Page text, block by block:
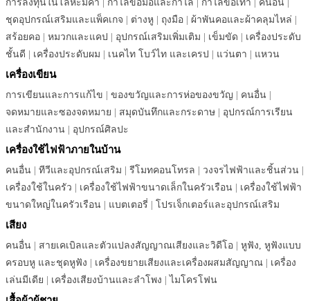
การลงทุนในโลหะมีค่า | กำไลข้อมือและกำไล | กำไลข้อเท้า | คนอื่น |
ชุดอุปกรณ์เสริมและแพ็คเกจ | ต่างหู | ถุงมือ | ผ้าพันคอและผ้าคลุมไหล่ |
สร้อยคอ | หมวกและแคป | อุปกรณ์เสริมเพิ่มเติม | เข็มขัด | เครื่องประดับ
ชั้นดี | เครื่องประดับผม | เนคไท โบว์ไท และเครป | แว่นตา | แหวน
เครื่องเขียน
การเขียนและการแก้ไข | ของขวัญและการห่อของขวัญ | คนอื่น |
จดหมายและซองจดหมาย | สมุดบันทึกและกระดาษ | อุปกรณ์การเรียน
และสำนักงาน | อุปกรณ์ศิลปะ
เครื่องใช้ไฟฟ้าภายในบ้าน
คนอื่น | ทีวีและอุปกรณ์เสริม | รีโมทคอนโทรล | วงจรไฟฟ้าและชิ้นส่วน |
เครื่องใช้ในครัว | เครื่องใช้ไฟฟ้าขนาดเล็กในครัวเรือน | เครื่องใช้ไฟฟ้า
ขนาดใหญ่ในครัวเรือน | แบตเตอรี่ | โปรเจ็กเตอร์และอุปกรณ์เสริม
เสียง
คนอื่น | สายเคเบิลและตัวแปลงสัญญาณเสียงและวิดีโอ | หูฟัง, หูฟังแบบ
ครอบหู และชุดหูฟัง | เครื่องขยายเสียงและเครื่องผสมสัญญาณ | เครื่อง
เล่นมีเดีย | เครื่องเสียงบ้านและลำโพง |ไมโครโฟน